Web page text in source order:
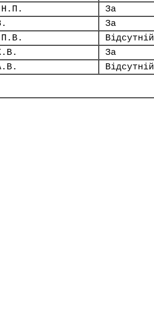
Н.П.
За
За
П.В.
Відсутній
За
Відсутній